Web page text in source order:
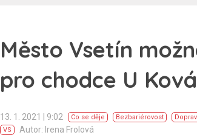
Město Vsetín
pro chodce U
13. 1. 2021 | 9:02 Co se děje Bezbariérovost
VS
Autor: Irena Frolová